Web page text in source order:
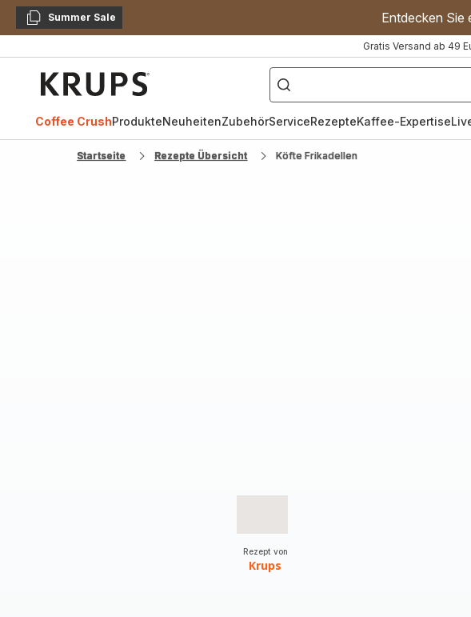
KopierenSummer Sale Entdecken Sie
Gratis Versand ab 49
["Kaffeevollautomat","Handmixer","Waffeleisen"]
Coffee CrushProdukteNeuheitenZubehörServiceRezepteKaffee-Expertise
Startseite Rezepte Übersicht Köfte Frikadellen
Rezept von
Krups